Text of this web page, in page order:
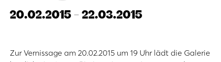
20.02.2015 - 22.03.2015
Zur Vernissage am 20.02.2015 um 19 Uhr lädt die Galerie